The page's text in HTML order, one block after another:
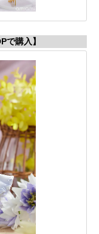
で購入】